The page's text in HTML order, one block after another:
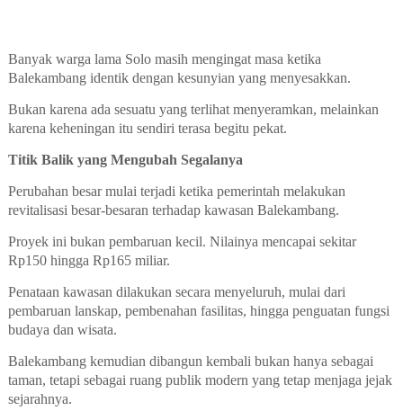
Banyak warga lama Solo masih mengingat masa ketika
Balekambang identik dengan kesunyian yang menyesakkan.
Bukan karena ada sesuatu yang terlihat menyeramkan, melainkan
karena keheningan itu sendiri terasa begitu pekat.
Titik Balik yang Mengubah Segalanya
Perubahan besar mulai terjadi ketika pemerintah melakukan
revitalisasi besar-besaran terhadap kawasan Balekambang.
Proyek ini bukan pembaruan kecil. Nilainya mencapai sekitar
Rp150 hingga Rp165 miliar.
Penataan kawasan dilakukan secara menyeluruh, mulai dari
pembaruan lanskap, pembenahan fasilitas, hingga penguatan fungsi
budaya dan wisata.
Balekambang kemudian dibangun kembali bukan hanya sebagai
taman, tetapi sebagai ruang publik modern yang tetap menjaga jejak
sejarahnya.